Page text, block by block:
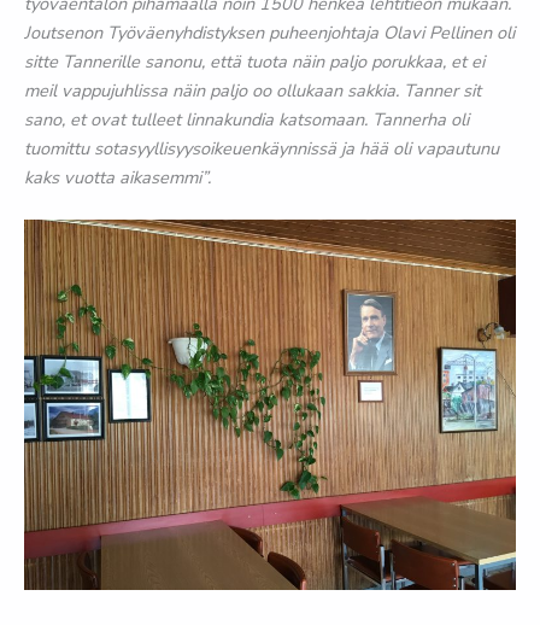
Joutsenon Työväenyhdistyksen puheenjohtaja Olavi Pellinen oli
sitte Tannerille sanonu, että tuota näin paljo porukkaa, et ei
meil vappujuhlissa näin paljo oo ollukaan sakkia. Tanner sit
sano, et ovat tulleet linnakundia katsomaan. Tannerha oli
tuomittu sotasyyllisyysoikeuenkäynnissä ja hää oli vapautunu
kaks vuotta aikasemmi”.